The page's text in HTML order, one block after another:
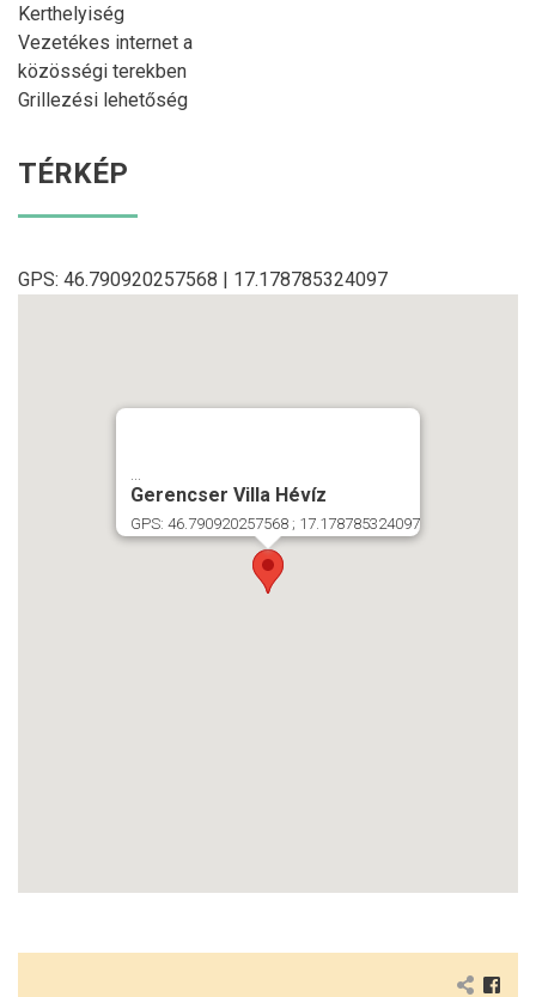
Kerthelyiség
Vezetékes internet a
közösségi terekben
Grillezési lehetőség
TÉRKÉP
GPS: 46.790920257568 | 17.178785324097
Gerencser Villa Hévíz
GPS: 46.790920257568 ; 17.178785324097